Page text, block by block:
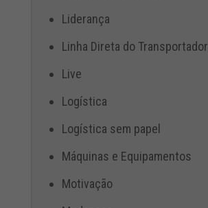
Liderança
Linha Direta do Transportador
Live
Logística
Logística sem papel
Máquinas e Equipamentos
Motivação